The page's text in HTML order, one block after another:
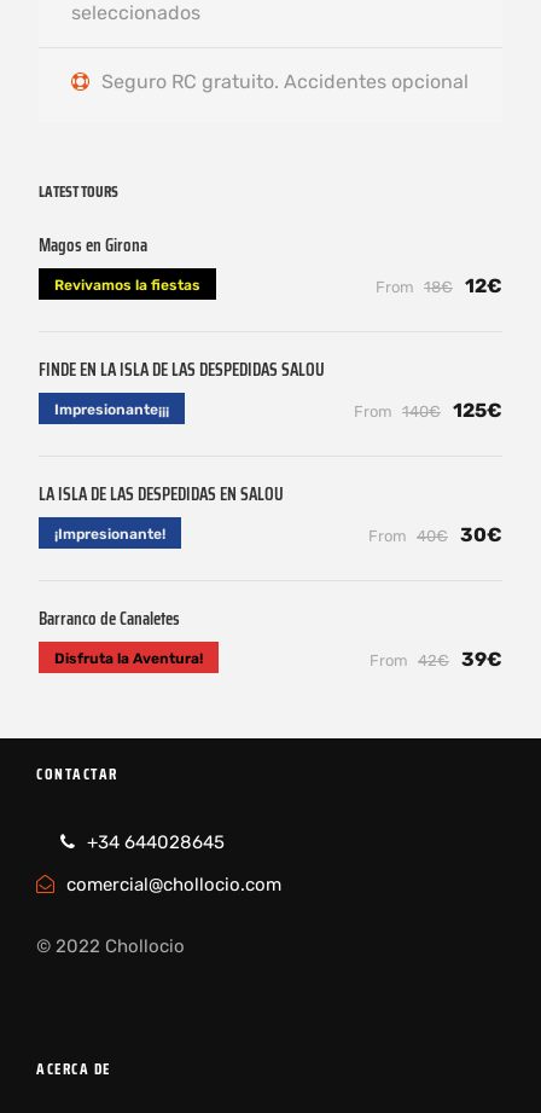
seleccionados
Seguro RC gratuito. Accidentes opcional
LATEST TOURS
Magos en Girona
Revivamos la fiestas From 18€ 12€
FINDE EN LA ISLA DE LAS DESPEDIDAS SALOU
Impresionante¡¡¡ From 140€ 125€
LA ISLA DE LAS DESPEDIDAS EN SALOU
¡Impresionante! From 40€ 30€
Barranco de Canaletes
Disfruta la Aventura! From 42€ 39€
CONTACTAR
+34 644028645
comercial@chollocio.com
© 2022 Chollocio
ACERCA DE